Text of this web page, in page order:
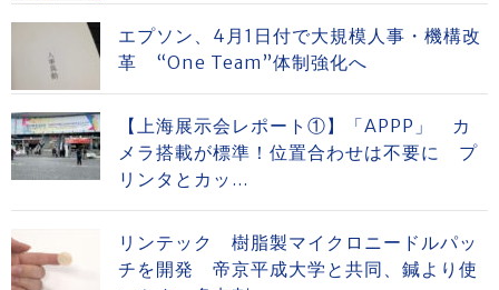
エプソン、4月1日付で大規模人事・機構改
革 “One Team”体制強化へ
【上海展示会レポート①】「APPP」 カ
メラ搭載が標準！位置合わせは不要に プ
リンタとカッ...
リンテック 樹脂製マイクロニードルパッ
チを開発 帝京平成大学と共同、鍼より使